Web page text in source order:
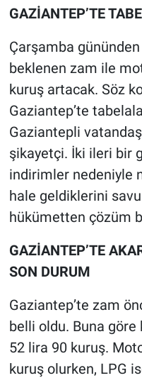
GAZİANTEP’TE
Çarşamba
beklenen zam ile
kuruş artacak. Söz
Gaziantep’te
Gaziantepli
şikayetçi. İki ileri bir
indirimler nedeniyle
hale geldiklerini
hükümetten çözüm
GAZİANTEP’TE
SON DURUM
Gaziantep’te zam
belli oldu. Buna
52 lira 90 kuruş.
kuruş olurken, LPG